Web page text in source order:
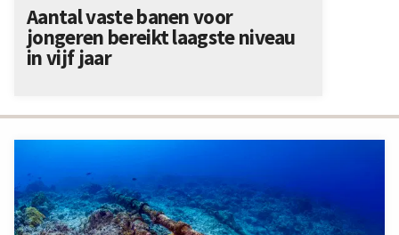
Aantal vaste banen voor
jongeren bereikt laagste niveau
in vijf jaar